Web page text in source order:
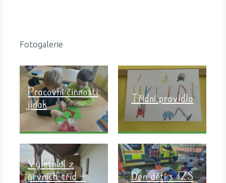
Fotogalerie
Pracovní činnosti
jinak
Třídní pravidla
Výletníci z
prvních tříd –
Den dětí s IZS